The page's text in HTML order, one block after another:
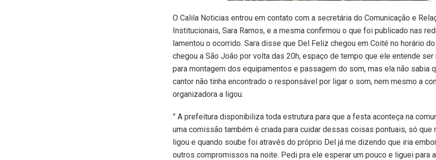
O Calila Noticias entrou em contato com a secretária do Comunicação e
Institucionais, Sara Ramos, e a mesma confirmou o que foi publicado nas
lamentou o ocorrido. Sara disse que Del Feliz chegou em Coité no horário
chegou a São João por volta das 20h, espaço de tempo que ele entende
para montagem dos equipamentos e passagem do som, mas ela não sabia
cantor não tinha encontrado o responsável por ligar o som, nem mesmo a
organizadora a ligou.
” A prefeitura disponibiliza toda estrutura para que a festa aconteça na
uma comissão também é criada para cuidar dessas coisas pontuais, só que
ligou e quando soube foi através do próprio Del já me dizendo que iria
outros compromissos na noite. Pedi pra ele esperar um pouco e liguei para